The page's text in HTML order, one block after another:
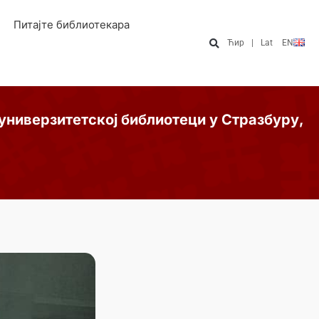
Питајте библиотекара
Ћир Lat EN
библиотеци у Стразбуру,